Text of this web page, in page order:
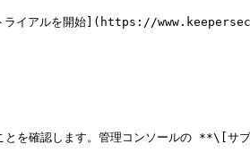
[無料トライアルを開始](https://
を確認します。管理コンソールの **\[